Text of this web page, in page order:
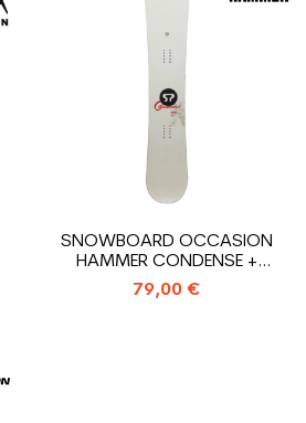
SNOWBOARD OCCASION
HAMMER CONDENSE +
FIXATION COQUE
79,00 €